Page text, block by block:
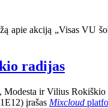
apie akciją „Visas VU
radijas
ir Vilius
įrašas Mixcloud